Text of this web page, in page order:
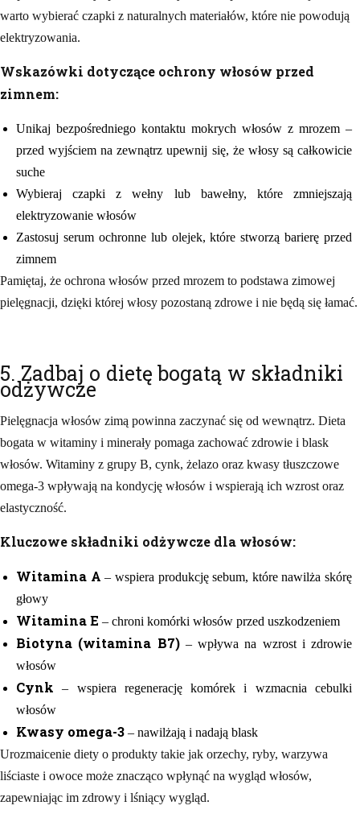
warto wybierać czapki z naturalnych materiałów, które nie powodują
elektryzowania.
Wskazówki dotyczące ochrony włosów przed
zimnem:
Unikaj bezpośredniego kontaktu mokrych włosów z mrozem –
przed wyjściem na zewnątrz upewnij się, że włosy są całkowicie
suche
Wybieraj czapki z wełny lub bawełny, które zmniejszają
elektryzowanie włosów
Zastosuj serum ochronne lub olejek, które stworzą barierę przed
zimnem
Pamiętaj, że ochrona włosów przed mrozem to podstawa zimowej
pielęgnacji, dzięki której włosy pozostaną zdrowe i nie będą się łamać.
5. Zadbaj o dietę bogatą w składniki
odżywcze
Pielęgnacja włosów zimą powinna zaczynać się od wewnątrz. Dieta
bogata w witaminy i minerały pomaga zachować zdrowie i blask
włosów. Witaminy z grupy B, cynk, żelazo oraz kwasy tłuszczowe
omega-3 wpływają na kondycję włosów i wspierają ich wzrost oraz
elastyczność.
Kluczowe składniki odżywcze dla włosów:
Witamina A – wspiera produkcję sebum, które nawilża skórę
głowy
Witamina E – chroni komórki włosów przed uszkodzeniem
Biotyna (witamina B7)– wpływa na wzrost i zdrowie
włosów
Cynk – wspiera regenerację komórek i wzmacnia cebulki
włosów
Kwasy omega-3 – nawilżają i nadają blask
Urozmaicenie diety o produkty takie jak orzechy, ryby, warzywa
liściaste i owoce może znacząco wpłynąć na wygląd włosów,
zapewniając im zdrowy i lśniący wygląd.